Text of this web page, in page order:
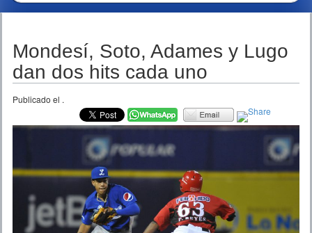
TEMPORADAS
Mondesí, Soto, Adames y Lugo
dan dos hits cada uno
Publicado el .